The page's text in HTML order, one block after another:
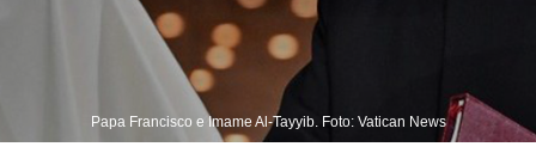
Papa Francisco e Imame Al-Tayyib. Foto: Vatican News